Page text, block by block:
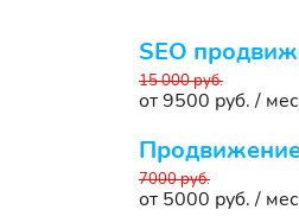
SEO
15 000 руб.
от 9500 руб. /
Продвижение
7000 руб.
от 5000 руб. /